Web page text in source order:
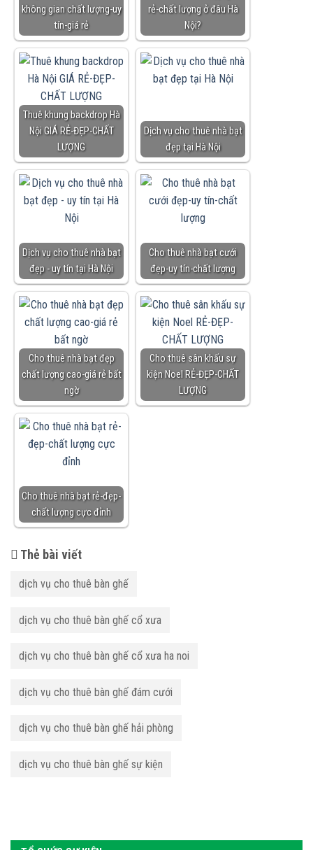
không gian chất lượng-uy
tín-giá rẻ
rẻ-chất lượng ở đâu Hà
Nội?
Thuê khung backdrop Hà
Nội GIÁ RẺ-ĐẸP-CHẤT
LƯỢNG
Dịch vụ cho thuê nhà bạt
đẹp tại Hà Nội
Dịch vụ cho thuê nhà bạt
đẹp - uy tín tại Hà Nội
Cho thuê nhà bạt cưới
đẹp-uy tín-chất lượng
Cho thuê nhà bạt đẹp
chất lượng cao-giá rẻ bất
ngờ
Cho thuê sân khấu sự
kiện Noel RẺ-ĐẸP-CHẤT
LƯỢNG
Cho thuê nhà bạt rẻ-đẹp-
chất lượng cực đỉnh
Thẻ bài viết
dịch vụ cho thuê bàn ghế
dịch vụ cho thuê bàn ghế cổ xưa
dịch vụ cho thuê bàn ghế cổ xưa ha noi
dịch vụ cho thuê bàn ghế đám cưới
dịch vụ cho thuê bàn ghế hải phòng
dịch vụ cho thuê bàn ghế sự kiện